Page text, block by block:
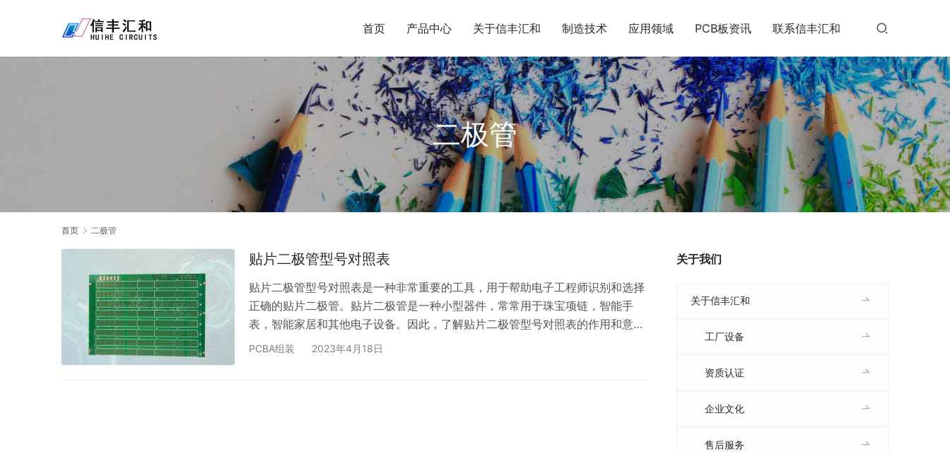
首页 产品中心 关于信丰汇和 制造技术 应用领域 PCB板资讯 联系信丰汇和
二极管
首页 二极管
贴片二极管型号对照表
贴片二极管型号对照表是一种非常重要的工具，用于帮助电子工程师识别和选择
正确的贴片二极管。贴片二极管是一种小型器件，常常用于珠宝项链，智能手
表，智能家居和其他电子设备。因此，了解贴片二极管型号对照表的作用和意义
对于电子工程师非常重要。 一个贴片二极管型号对照表通常包含一系列贴片二极
PCBA组装 2023年4月18日
关于我们
关于信丰汇和
工厂设备
资质认证
企业文化
售后服务